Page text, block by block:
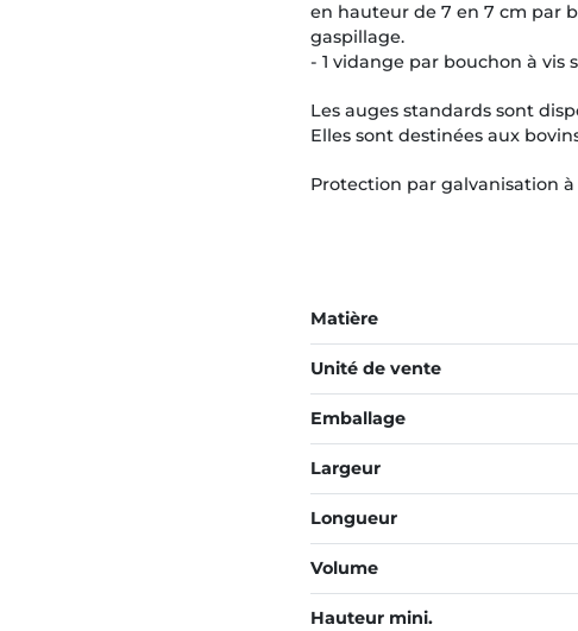
en hauteur de 7 en 7 cm par
gaspillage.
- 1 vidange par bouchon à vis
Les auges standards sont
​​​Elles sont destinées aux
Protection par galvanisation
Matière
Unité de vente
Emballage
Largeur
Longueur
Volume
Hauteur mini.